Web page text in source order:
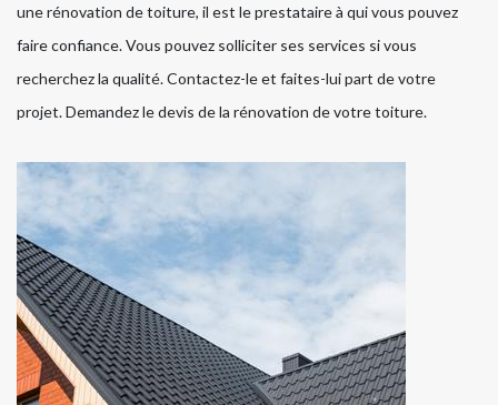
une rénovation de toiture, il est le prestataire à qui vous pouvez
faire confiance. Vous pouvez solliciter ses services si vous
recherchez la qualité. Contactez-le et faites-lui part de votre
projet. Demandez le devis de la rénovation de votre toiture.